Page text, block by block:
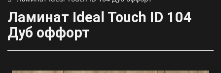
Ламинат Ideal Touch ID 104
Дуб оффорт